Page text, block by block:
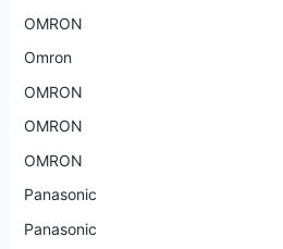
OMRON
Omron
OMRON
OMRON
OMRON
Panasonic
Panasonic